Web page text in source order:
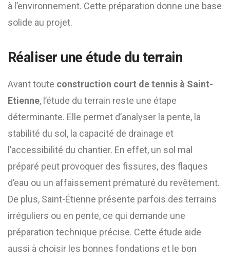
à l’environnement. Cette préparation donne une base
solide au projet.
Réaliser une étude du terrain
Avant toute construction court de tennis à Saint-
Etienne, l’étude du terrain reste une étape
déterminante. Elle permet d’analyser la pente, la
stabilité du sol, la capacité de drainage et
l’accessibilité du chantier. En effet, un sol mal
préparé peut provoquer des fissures, des flaques
d’eau ou un affaissement prématuré du revêtement.
De plus, Saint-Étienne présente parfois des terrains
irréguliers ou en pente, ce qui demande une
préparation technique précise. Cette étude aide
aussi à choisir les bonnes fondations et le bon